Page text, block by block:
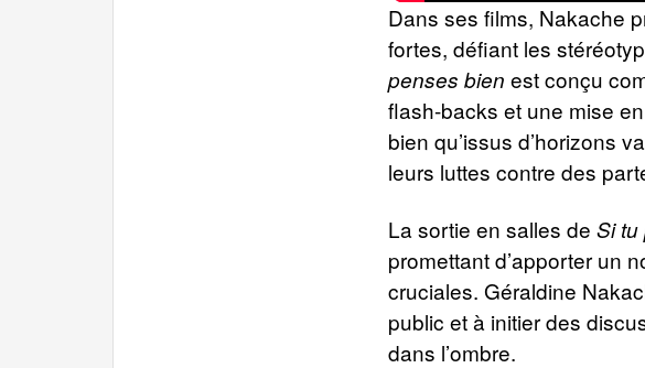
Dans ses films, Nakache
fortes, défiant les
penses bien est conçu
flash-backs et une mise
bien qu’issus d’horizons
leurs luttes contre des
La sortie en salles de Si tu
promettant d’apporter un
cruciales. Géraldine
public et à initier des
dans l’ombre.